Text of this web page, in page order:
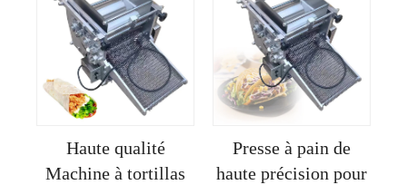
Fait des wraps
Manuel régulier
Taco pour Utilisation
à la Maison Presse
de 10 Pouces
Haute qualité
Machine à tortillas
Presse à pain de
haute précision pour